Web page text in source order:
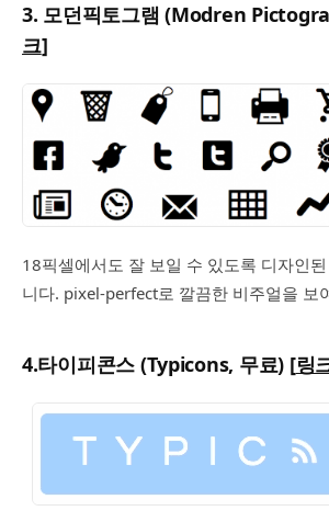
3. 모던픽토그램 (Modren
크]
18픽셀에서도 잘 보일 수 있도록 디자인
니다. pixel-perfect로 깔끔한 비주얼을 보
4.타이피콘스 (Typicons, 무료) [링